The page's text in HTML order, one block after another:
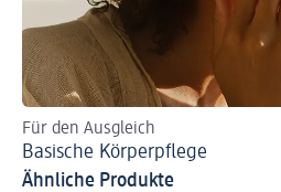
Für den Ausgleich
Basische Körperpflege
Ähnliche Produkte